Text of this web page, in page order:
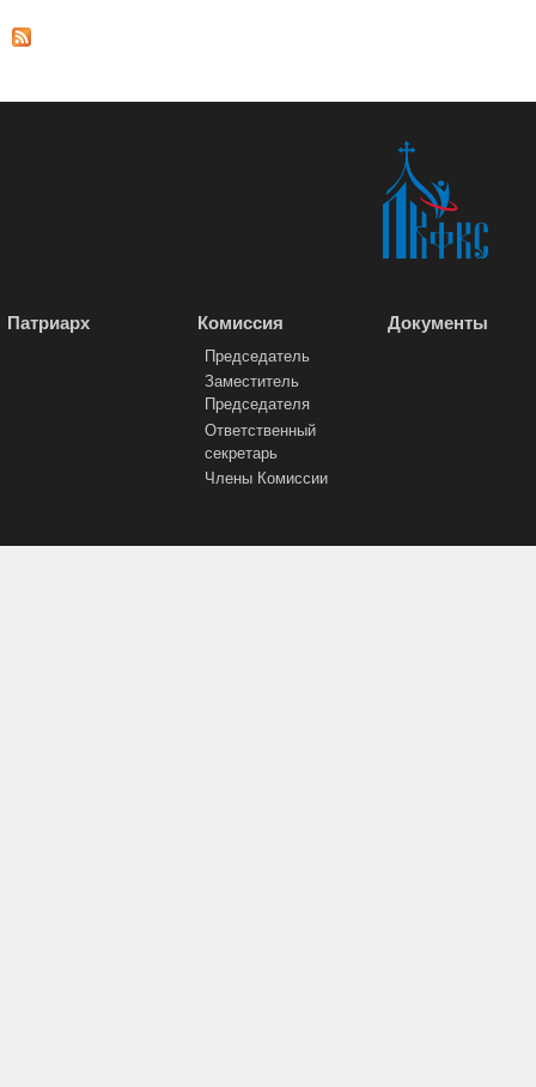
Страницы
Патриарх Комиссия
Председатель
Заместитель
Председателя
Ответственный
секретарь
Члены Комиссии
Документы